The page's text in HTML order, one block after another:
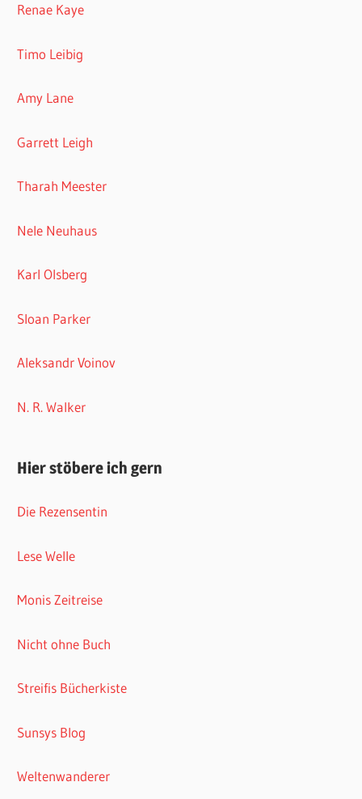
Renae Kaye
Timo Leibig
Amy Lane
Garrett Leigh
Tharah Meester
Nele Neuhaus
Karl Olsberg
Sloan Parker
Aleksandr Voinov
N. R. Walker
Hier stöbere ich gern
Die Rezensentin
Lese Welle
Monis Zeitreise
Nicht ohne Buch
Streifis Bücherkiste
Sunsys Blog
Weltenwanderer